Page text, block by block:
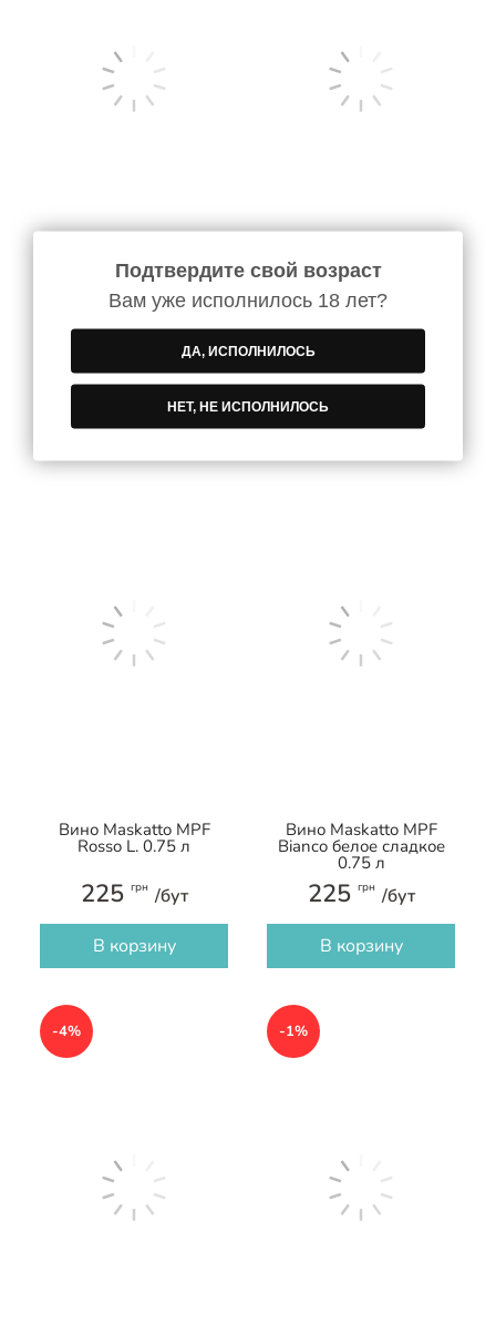
Вино Baron Montalto
Passivento Terre Siciliane
IGP Красное Полусухое
0.75 л
389 359 грн /бут
В корзину
Вино Umano Mukuzani
Красное Сухое 0.75 л
339 грн
В корзину
Вино Maskatto MPF
Rosso L. 0.75 л
225 грн /бут
В корзину
Вино Maskatto MPF
Bianco белое сладкое
0.75 л
225 грн /бут
В корзину
-4% -1%
Подтвердите свой возраст
Вам уже исполнилось 18 лет?
ДА, ИСПОЛНИЛОСЬ
НЕТ, НЕ ИСПОЛНИЛОСЬ